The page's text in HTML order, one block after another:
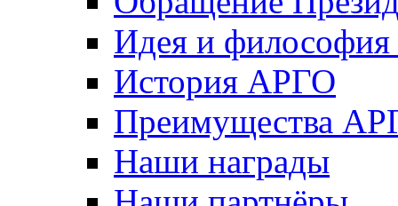
Идея и
История АРГО
Преимущества
Наши награды